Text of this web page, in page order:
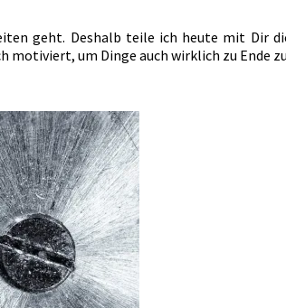
geht. Deshalb teile ich heute mit Dir
um Dinge auch wirklich zu Ende